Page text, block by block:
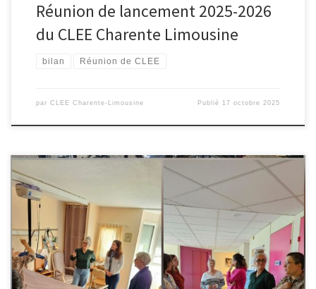
Réunion de lancement 2025-2026
du CLEE Charente Limousine
bilan Réunion de CLEE
par CLEE Charente-Limousine Publié 17 octobre 2025
Trois visites ont été organisées cette année par le CLEE Charente
Limousine, durant lesquelles professeurs de collèges (et
notamment les Référents Découverte des Métiers, toujours très
impliqués), mais aussi Ingénieur pour l’école, personnels GRETA et
Lycée pro, ont pu découvrir de nouvelles entreprises, discuter
métiers, parcours, enjeux de recrutement. L’occasion […]